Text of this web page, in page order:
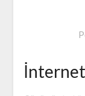
İnternet